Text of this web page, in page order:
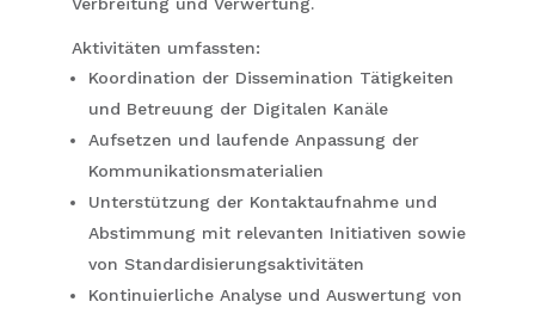
Aktivitäten umfassten:
Koordination der Dissemination Tätigkeiten
und Betreuung der Digitalen Kanäle
Aufsetzen und laufende Anpassung der
Kommunikationsmaterialien
Unterstützung der Kontaktaufnahme und
Abstimmung mit relevanten Initiativen sowie
von Standardisierungsaktivitäten
Kontinuierliche Analyse und Auswertung von